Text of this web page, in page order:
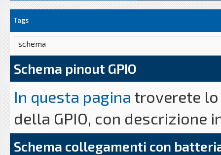
Tags
Schema pinout GPIO
In questa pagina troverete lo
della GPIO, con descrizione
Schema collegamenti con